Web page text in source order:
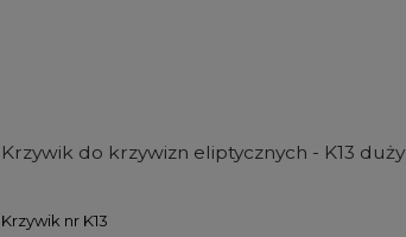
Krzywik do krzywizn eliptycznych - K13 duży
Krzywik nr K13